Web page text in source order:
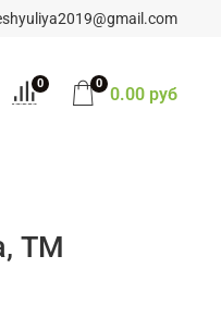
0 0 0.00 руб
ТМ